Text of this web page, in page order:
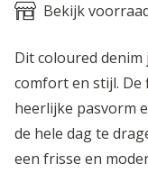
Bekijk
Dit coloured denim
comfort en stijl.
heerlijke pasvorm
de hele dag te
een frisse en